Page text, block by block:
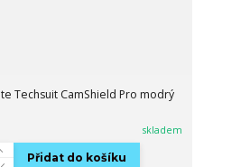
Techsuit CamShield Pro modrý
skladem
Přidat do košíku